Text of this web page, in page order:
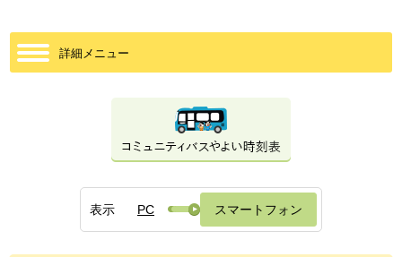
詳細メニュー
表示 PC スマートフォン